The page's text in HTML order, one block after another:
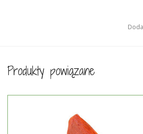
Ryba została złowiona na żyłkę. Jest to
Porcje (±200 gramów) są pakowane po
Masa całkowita ± 1 kg, około 4-5 sztuk.
100% dzikiego łososia.
To nie jest przyłów: łosoś jest poławiany
Produkty powiązane